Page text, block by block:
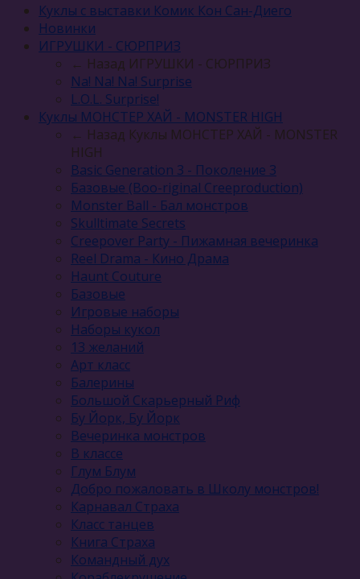
Куклы с выставки Комик Кон Сан-Диего
Новинки
ИГРУШКИ - СЮРПРИЗ
← Назад ИГРУШКИ - СЮРПРИЗ
Na! Na! Na! Surprise
L.O.L. Surprise!
Куклы МОНСТЕР ХАЙ - MONSTER HIGH
← Назад Куклы МОНСТЕР ХАЙ - MONSTER
HIGH
Basic Generation 3 - Поколение 3
Базовые (Boo-riginal Creeproduction)
Monster Ball - Бал монстров
Skulltimate Secrets
Creepover Party - Пижамная вечеринка
Reel Drama - Кино Драма
Haunt Couture
Базовые
Игровые наборы
Наборы кукол
13 желаний
Арт класс
Балерины
Большой Скарьерный Риф
Бу Йорк, Бу Йорк
Вечеринка монстров
В классе
Глум Блум
Добро пожаловать в Школу монстров!
Карнавал Cтраха
Класс танцев
Книга Страха
Командный дух